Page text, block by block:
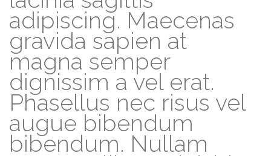
adipiscing. Maecenas
gravida sapien at
magna semper
dignissim a vel erat.
Phasellus nec risus vel
augue bibendum
bibendum. Nullam